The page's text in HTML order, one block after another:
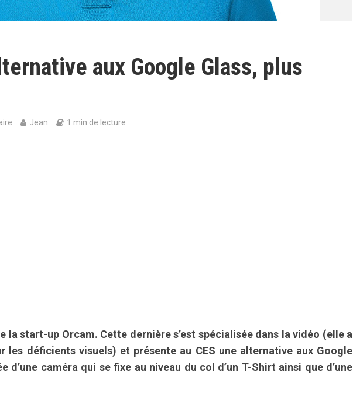
aux Google Glass, plus
Jean 1 min de lecture
la start-up Orcam. Cette dernière s’est spécialisée dans la vidéo (elle a
les déficients visuels) et présente au CES une alternative aux Google
d’une caméra qui se fixe au niveau du col d’un T-Shirt ainsi que d’une